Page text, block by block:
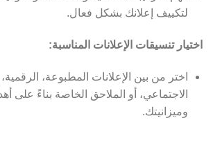
لتكييف إعلانك بشكل فعال.
اختيار تنسيقات الإعلانات المناسبة:
اختر من بين الإعلانات المطبوعة،
الاجتماعي، أو الملاحق الخاصة بناءً على
وميزانيتك.